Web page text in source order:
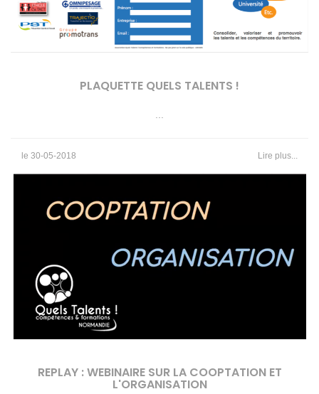
PLAQUETTE QUELS TALENTS !
le 30-05-2018 Lire plus...
REPLAY : WEBINAIRE SUR LA COOPTATION ET
L'ORGANISATION